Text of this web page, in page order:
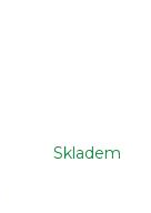
Skladem